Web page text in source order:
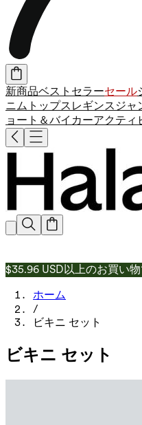
新商品ベストセラーセール
ニム トップス レギンス ジャ
ョート＆バイカーアクティ
$35.96 USD以上のお買い
ホーム
/
ビキニ セット
ビキニ セット